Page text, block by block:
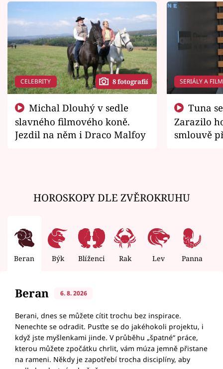
CELEBRITY 8 fotografií
slavného filmového koně.
Jezdil na něm i Draco Malfoy
SERIÁLY A
Zarazilo
smlouvě
HOROSKOPY DLE ZVĚROKRUHU
Beran Býk Blíženci Rak Lev Panna
Beran 6. 8. 2026
Berani, dnes se můžete cítit trochu bez inspirace.
Nenechte se odradit. Pusťte se do jakéhokoli projektu, i
když jste myšlenkami jinde. V průběhu „špatné“ práce,
kterou můžete zpočátku chrlit, vám múza jemně přistane
na rameni. Někdy je zapotřebí trocha disciplíny, aby